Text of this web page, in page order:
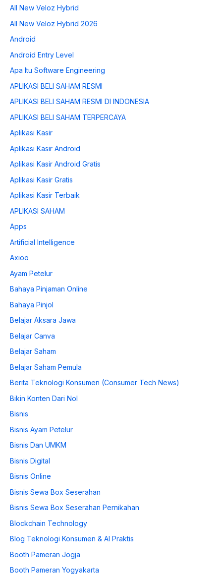
All New Veloz Hybrid
All New Veloz Hybrid 2026
Android
Android Entry Level
Apa Itu Software Engineering
APLIKASI BELI SAHAM RESMI
APLIKASI BELI SAHAM RESMI DI INDONESIA
APLIKASI BELI SAHAM TERPERCAYA
Aplikasi Kasir
Aplikasi Kasir Android
Aplikasi Kasir Android Gratis
Aplikasi Kasir Gratis
Aplikasi Kasir Terbaik
APLIKASI SAHAM
Apps
Artificial Intelligence
Axioo
Ayam Petelur
Bahaya Pinjaman Online
Bahaya Pinjol
Belajar Aksara Jawa
Belajar Canva
Belajar Saham
Belajar Saham Pemula
Berita Teknologi Konsumen (Consumer Tech News)
Bikin Konten Dari Nol
Bisnis
Bisnis Ayam Petelur
Bisnis Dan UMKM
Bisnis Digital
Bisnis Online
Bisnis Sewa Box Seserahan
Bisnis Sewa Box Seserahan Pernikahan
Blockchain Technology
Blog Teknologi Konsumen & AI Praktis
Booth Pameran Jogja
Booth Pameran Yogyakarta